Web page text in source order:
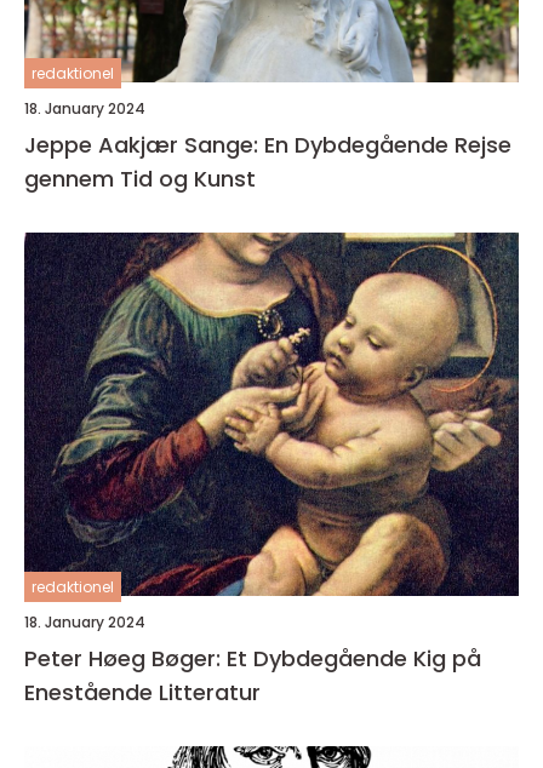
redaktionel
18. January 2024
Jeppe Aakjær Sange: En Dybdegående Rejse
gennem Tid og Kunst
redaktionel
18. January 2024
Peter Høeg Bøger: Et Dybdegående Kig på
Enestående Litteratur